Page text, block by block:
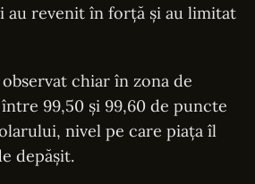
au revenit în forță și au limitat
chiar în zona de
99,50 și 99,60 de puncte
nivel pe care piața îl
depășit.